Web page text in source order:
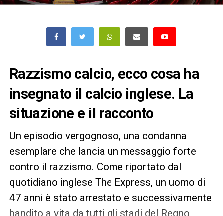
Razzismo calcio, ecco cosa ha
insegnato il calcio inglese. La
situazione e il racconto
Un episodio vergognoso, una condanna
esemplare che lancia un messaggio forte
contro il razzismo. Come riportato dal
quotidiano inglese The Express, un uomo di
47 anni è stato arrestato e successivamente
bandito a vita da tutti gli stadi del Regno